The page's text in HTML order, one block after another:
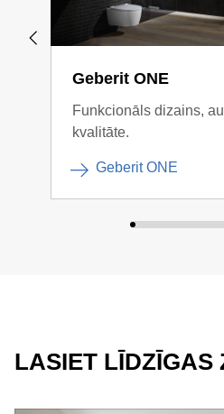
Geberit ONE
Funkcionāls dizains,
kvalitāte.
Geberit ONE
LASIET LĪDZĪGAS